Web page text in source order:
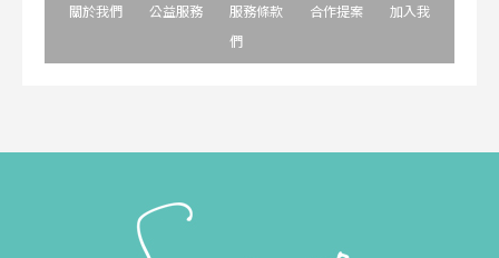
關於我們 公益服務 服務條款 合作提案
加入我
們